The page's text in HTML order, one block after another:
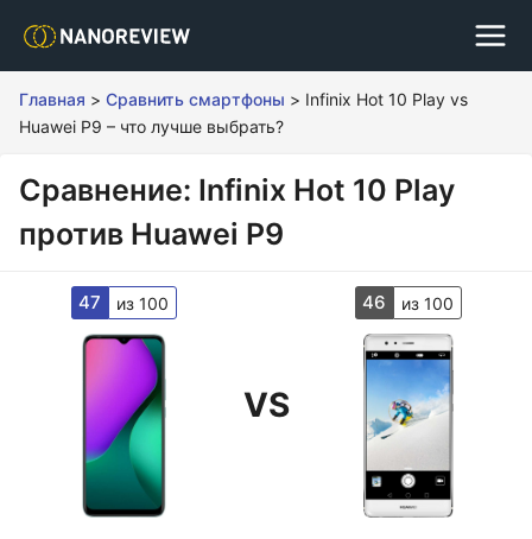
Главная > Сравнить смартфоны > Infinix Hot 10 Play vs
Huawei P9 – что лучше выбрать?
Сравнение: Infinix Hot 10 Play
против Huawei P9
47 из 100
VS
46 из 100